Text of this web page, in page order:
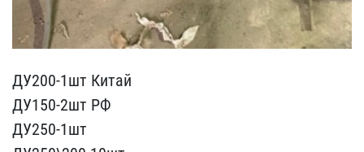
ДУ200-1шт Китай
ДУ150-2ш​т РФ
ДУ250-1шт